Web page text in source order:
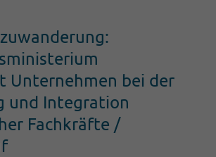
Unternehmen bei der
und Integration
Fachkräfte /